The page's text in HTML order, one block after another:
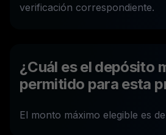
verificación correspondiente.
¿Cuál es el depósito
permitido para esta
El monto máximo elegible es